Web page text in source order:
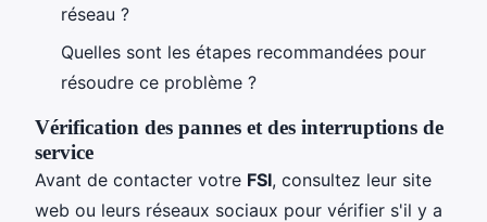
réseau ?
Quelles sont les étapes recommandées pour
résoudre ce problème ?
Vérification des pannes et des interruptions de
service
Avant de contacter votre FSI, consultez leur site
web ou leurs réseaux sociaux pour vérifier s'il y a